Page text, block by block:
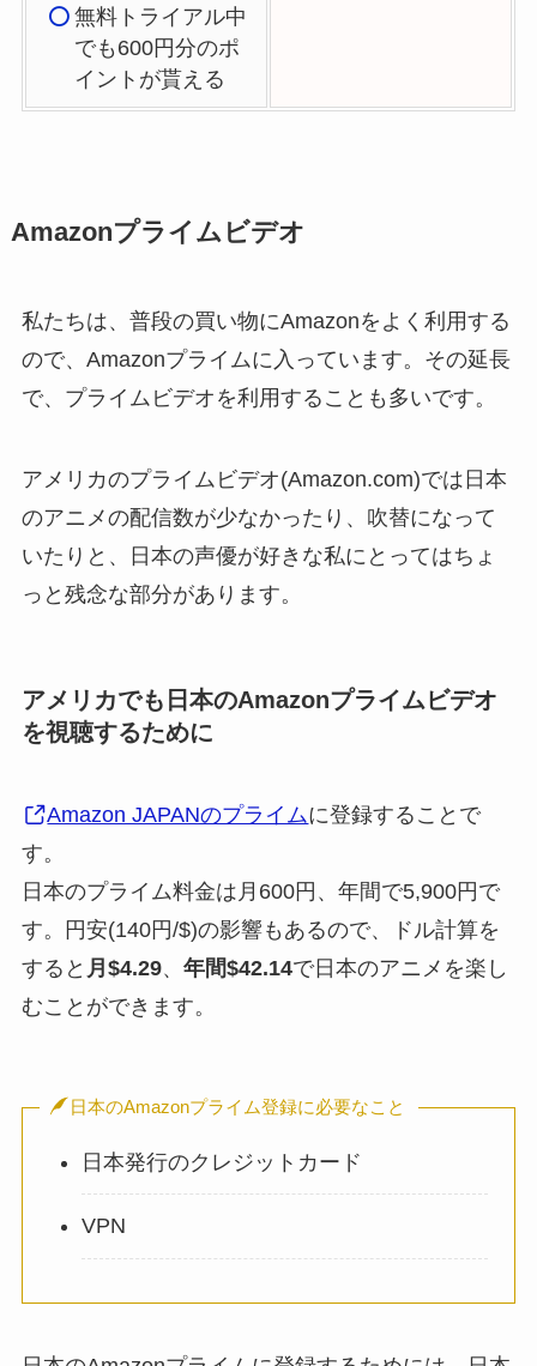
無料トライアル中
でも600円分のポ
イントが貰える
Amazonプライムビデオ
私たちは、普段の買い物にAmazonをよく利用する
ので、Amazonプライムに入っています。その延長
で、プライムビデオを利用することも多いです。
アメリカのプライムビデオ(Amazon.com)では日本
のアニメの配信数が少なかったり、吹替になって
いたりと、日本の声優が好きな私にとってはちょ
っと残念な部分があります。
アメリカでも日本のAmazonプライムビデオ
を視聴するために
Amazon JAPANのプライムに登録することで
す。
日本のプライム料金は月600円、年間で5,900円で
す。円安(140円/$)の影響もあるので、ドル計算を
すると 月$4.29、 年間$42.14で日本のアニメを楽し
むことができます。
日本のAmazonプライム登録に必要なこと
日本発行のクレジットカード
VPN